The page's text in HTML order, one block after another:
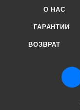
О НАС
ГАРАНТИИ
ВОЗВРАТ